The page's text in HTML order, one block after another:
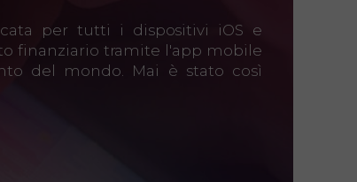
per tutti i dispositivi iOS e
finanziario tramite l'app mobile
del mondo. Mai è stato così